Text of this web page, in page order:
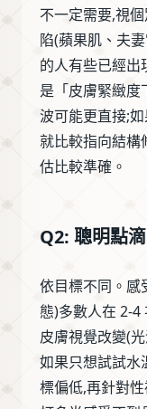
不一定需要,視
陷(蘋果肌、夫
的人有些已經出
是「皮膚緊緻度
波可能更直接;
就比較指向結構
估比較準確。
Q2: 聰明點
依目標不同。感
態)多數人在 2-4
皮膚視覺改變(
如果只想試試水
標偏低,再針對